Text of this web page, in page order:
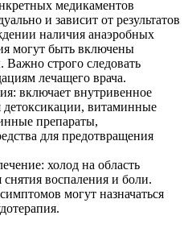
медикаментов
и зависит от результатов
наличия анаэробных
могут быть включены
строго следовать
лечащего врача.
включает внутривенное
детоксикации, витаминные
препараты,
для предотвращения
холод на область
воспаления и боли.
могут назначаться